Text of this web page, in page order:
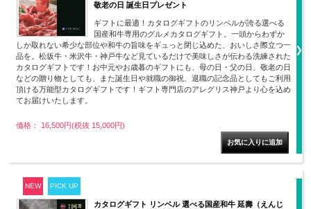
敬老の日 誕生日プレゼント
ギフトに最適！カタログギフトのリンベルが誇る選べる
国産和牛専用のグルメカタログギフト。一頭からわずか
しか取れない希少な部位や和牛の旨味をギュっと閉じ込めた、おいしさ際立つ一
品を。松坂牛・米沢牛・神戸牛など見ているだけで美味しさが伝わる洗練された
カタログギフトです！お中元やお歳暮のギフトにも、母の日・父の日、敬老の日
などの贈り物としても、また誕生日や就職の御祝、退職の記念品としてもご利用
頂ける万能型カタログギフトです！ギフト専門店のアレグリス神戸より心を込め
てお届けいたします。
価格： 16,500円(税抜 15,000円)
NEW PICK UP
カタログギフト リンベル 選べる国産和牛 延壽（えんじ